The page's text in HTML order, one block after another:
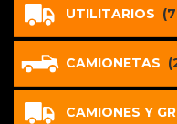
UTILITARIOS
CAMIONETAS
CAMIONES Y